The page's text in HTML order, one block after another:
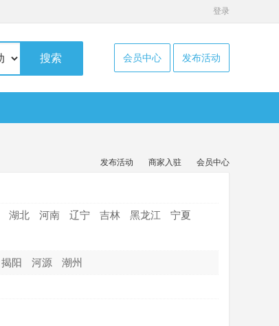
登录
搜索 会员中心 发布活动
发布活动 商家入驻 会员中心
湖北 河南 辽宁 吉林 黑龙江
宁夏
揭阳 河源 潮州